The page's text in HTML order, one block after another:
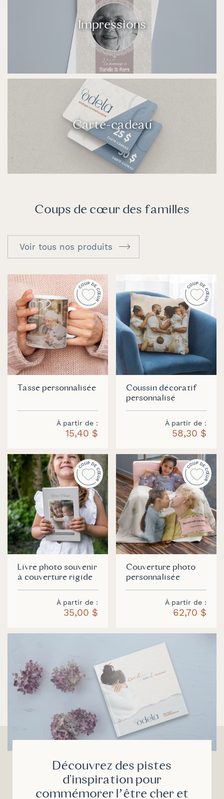
Impressions
Carte-cadeau
Coups de cœur des familles
Voir tous nos produits
Tasse personnalisée
À partir de
15,40 $
Coussin décoratif
personnalisé
À partir de
58,30 $
Livre photo souvenir
à couverture rigide
À partir de
35,00 $
Couverture photo
personnalisée
À partir de
62,70 $
Découvrez des pistes
d'inspiration pour
commémorer l’être cher et